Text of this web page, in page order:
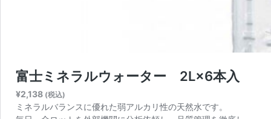
富士ミネラルウォーター 2L×6本入
¥2,138 (税込)
ミネラルバランスに優れた弱アルカリ性の天然水です。